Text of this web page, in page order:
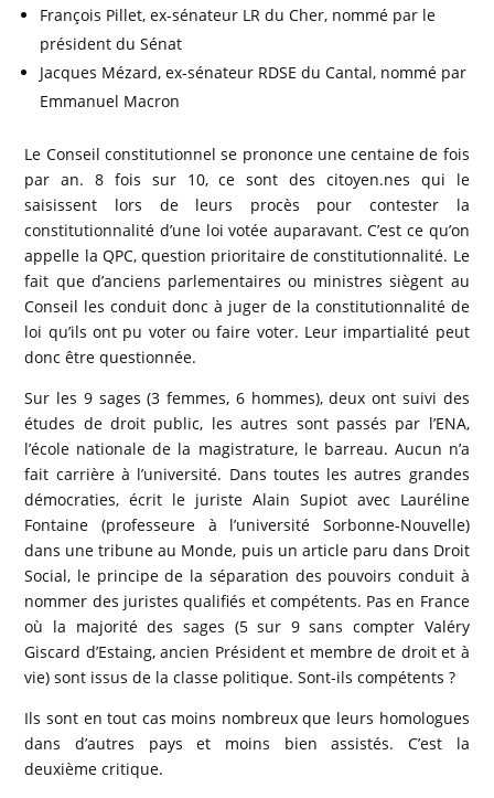
François Pillet, ex-sénateur LR du Cher, nommé par le
président du Sénat
Jacques Mézard, ex-sénateur RDSE du Cantal, nommé par
Emmanuel Macron
Le Conseil constitutionnel se prononce une centaine de fois
par an. 8 fois sur 10, ce sont des citoyen.nes qui le
saisissent lors de leurs procès pour contester la
constitutionnalité d’une loi votée auparavant. C’est ce qu’on
appelle la QPC, question prioritaire de constitutionnalité. Le
fait que d’anciens parlementaires ou ministres siègent au
Conseil les conduit donc à juger de la constitutionnalité de
loi qu’ils ont pu voter ou faire voter. Leur impartialité peut
donc être questionnée.
Sur les 9 sages (3 femmes, 6 hommes), deux ont suivi des
études de droit public, les autres sont passés par l’ENA,
l’école nationale de la magistrature, le barreau. Aucun n’a
fait carrière à l’université. Dans toutes les autres grandes
démocraties, écrit le juriste Alain Supiot avec Lauréline
Fontaine (professeure à l’université Sorbonne-Nouvelle)
dans une tribune au Monde, puis un article paru dans Droit
Social, le principe de la séparation des pouvoirs conduit à
nommer des juristes qualifiés et compétents. Pas en France
où la majorité des sages (5 sur 9 sans compter Valéry
Giscard d’Estaing, ancien Président et membre de droit et à
vie) sont issus de la classe politique. Sont-ils compétents ?
Ils sont en tout cas moins nombreux que leurs homologues
dans d’autres pays et moins bien assistés. C’est la
deuxième critique.